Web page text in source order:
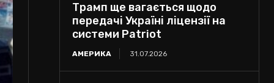
Трамп ще вагається щодо
передачі Україні ліцензії на
системи Patriot
АМЕРИКА 31.07.2026